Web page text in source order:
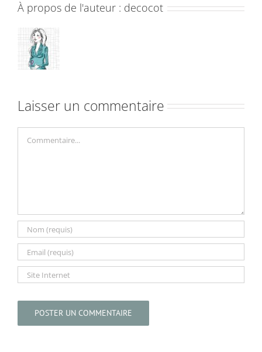
À propos de l'auteur : decocot
Laisser un commentaire